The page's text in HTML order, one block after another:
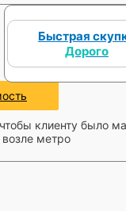
Быстрая
Дорого
клиенту было
возле метро